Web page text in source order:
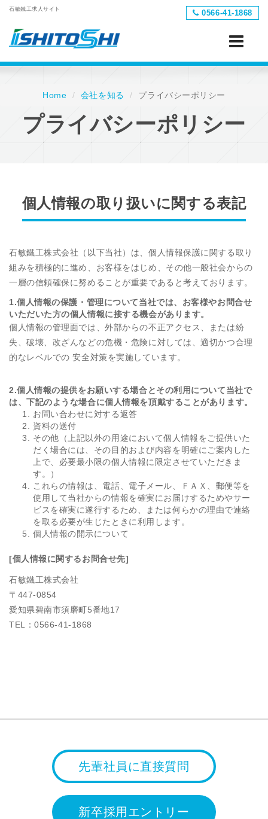
石敏鐵工求人サイト 0566‐41‐1868
Toggle
Home 会社を知る プライバシーポリシー
プライバシーポリシー
個人情報の取り扱いに関する表記
石敏鐵工株式会社（以下当社）は、個人情報保護に関する取り
組みを積極的に進め、お客様をはじめ、その他一般社会からの
一層の信頼確保に努めることが重要であると考えております。
1.個人情報の保護・管理について当社では、お客様やお問合せ
いただいた方の個人情報に接する機会があります。
個人情報の管理面では、外部からの不正アクセス、または紛
失、破壊、改ざんなどの危機・危険に対しては、適切かつ合理
的なレベルでの 安全対策を実施しています。
2.個人情報の提供をお願いする場合とその利用について当社で
は、下記のような場合に個人情報を頂戴することがあります。
お問い合わせに対する返答
資料の送付
その他（上記以外の用途において個人情報をご提供いた
だく場合には、その目的および内容を明確にご案内した
上で、必要最小限の個人情報に限定させていただきま
す。）
これらの情報は、電話、電子メール、ＦＡＸ、郵便等を
使用して当社からの情報を確実にお届けするためやサー
ビスを確実に遂行するため、または何らかの理由で連絡
を取る必要が生じたときに利用します。
個人情報の開示について
[個人情報に関するお問合せ先]
石敏鐵工株式会社
〒447-0854
愛知県碧南市須磨町5番地17
TEL：0566‐41‐1868
先輩社員に直接質問
新卒採用エントリー